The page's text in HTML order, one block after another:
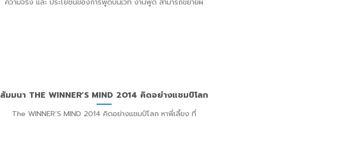
สัมมนา THE WINNER’S MIND 2014 คิดอย่างแชมป์โลก
The WINNER’S MIND 2014 คิดอย่างแชมป์โลก หาพี่เลี้ยง ที่